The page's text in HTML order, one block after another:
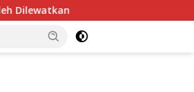
Rumah Kos Tidak Cukup Hanya